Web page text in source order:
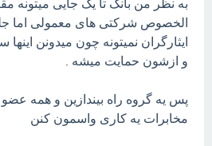
به نظر من بانک تا یک جایی میتونه
الخصوص شرکتی های معمولی اما
ایثارگران نمیتونه چون میدونن
و ازشون حمایت میشه .
پس یه گروه راه بیندازین و همه
مخابرات یه کاری واسمون کنن